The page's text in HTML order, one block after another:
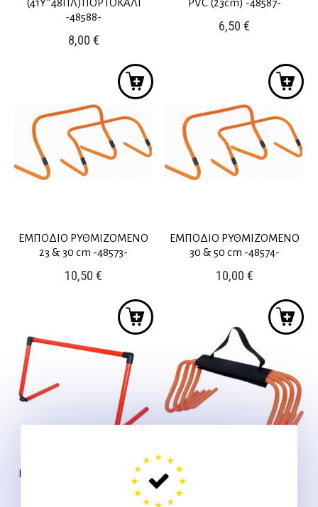
(41Y*48ΠΛ)ΠΟΡΤΟΚΑΛΙ
-48588-
8,00 €
PVC (23cm) -48587-
6,50€
ΕΜΠΟΔΙΟ ΡΥΘΜΙΖΟΜΕΝΟ
23 & 30 cm -48573-
10,50€
ΕΜΠΟΔΙΟ ΡΥΘΜΙΖΟΜΕΝΟ
30 & 50 cm -48574-
10,00 €
ΕΜΠΟΔΙΟ ΡΥΘΜΙΖΟΜΕΝΟ